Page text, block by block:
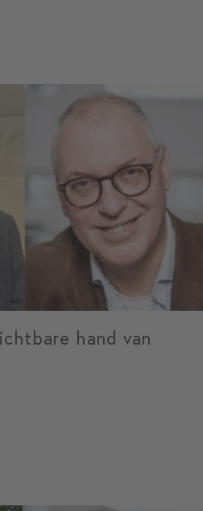
hand van